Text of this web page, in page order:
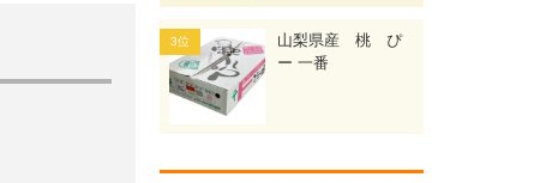
山梨県産 桃 ぴ
ー 一番